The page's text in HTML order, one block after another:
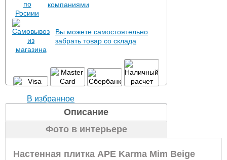
компаниями
Вы можете самостоятельно
забрать товар со склада
В избранное
Описание
Фото в интерьере
Настенная плитка APE Karma Mim Beige